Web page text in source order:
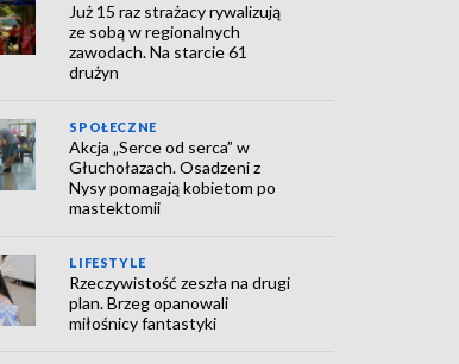
Już 15 raz strażacy rywalizują
ze sobą w regionalnych
zawodach. Na starcie 61
drużyn
SPOŁECZNE
Akcja „Serce od serca” w
Głuchołazach. Osadzeni z
Nysy pomagają kobietom po
mastektomii
LIFESTYLE
Rzeczywistość zeszła na drugi
plan. Brzeg opanowali
miłośnicy fantastyki